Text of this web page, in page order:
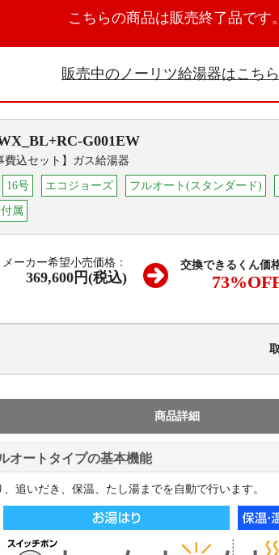
こちらの商品は販売終了品です
販売中のノーリツ給湯器はこちら
G001EW
費込セット】ガス給湯器
16号 エコジョーズ フルオート(スタンダード)
属
メーカー希望小売価格：
369,600円(税込)
交換できるくん価
73
商品詳細
オートタイプの基本機能
、追いだき、保温、たし湯までを自動で行います。